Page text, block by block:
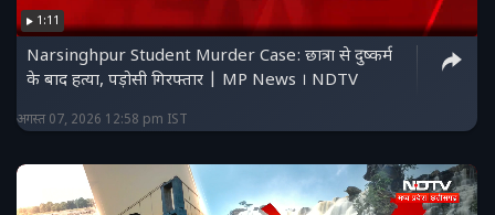
1:11
Narsinghpur Student Murder Case: छात्रा से दुष्कर्म
के बाद हत्या, पड़ोसी गिरफ्तार | MP News । NDTV
अगस्त 07, 2026 12:58 pm IST